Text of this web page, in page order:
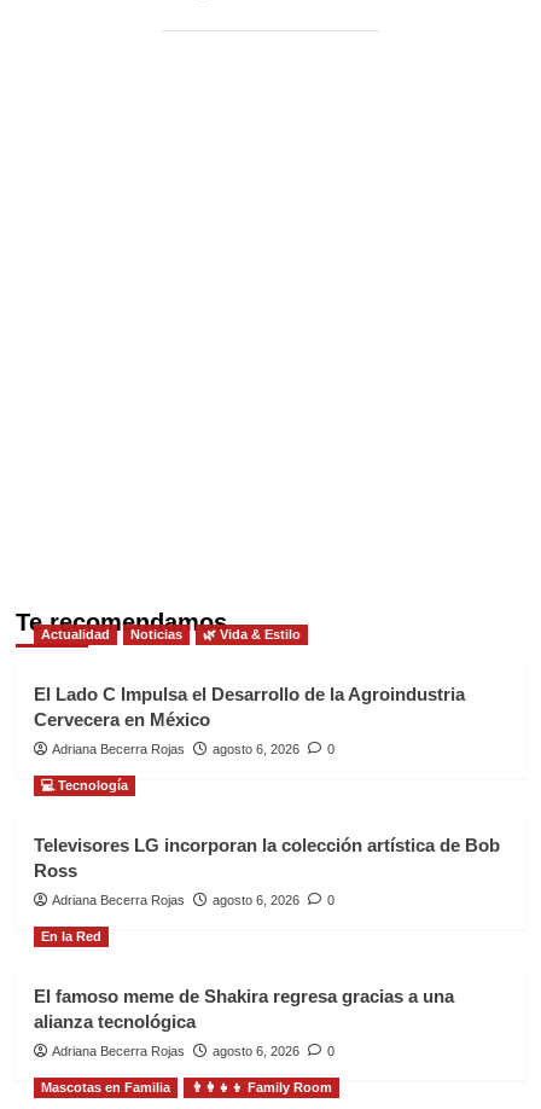
Te recomendamos
Actualidad Noticias 🌿 Vida & Estilo
El Lado C Impulsa el Desarrollo de la Agroindustria
Cervecera en México
Adriana Becerra Rojas agosto 6, 2026 0
💻 Tecnología
Televisores LG incorporan la colección artística de Bob
Ross
Adriana Becerra Rojas agosto 6, 2026 0
En la Red
El famoso meme de Shakira regresa gracias a una
alianza tecnológica
Adriana Becerra Rojas agosto 6, 2026 0
Mascotas en Familia 👨‍👩‍👧‍👦 Family Room